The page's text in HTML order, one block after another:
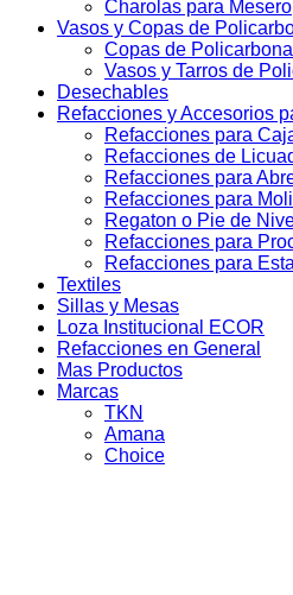
Charolas para Mesero
Vasos y Copas de
Copas de
Vasos y Tarros de
Desechables
Refacciones y Accesorios
Refacciones para
Refacciones de
Refacciones para
Refacciones para
Regaton o Pie de
Refacciones para
Refacciones para
Textiles
Sillas y Mesas
Loza Institucional ECOR
Refacciones en General
Mas Productos
Marcas
TKN
Amana
Choice